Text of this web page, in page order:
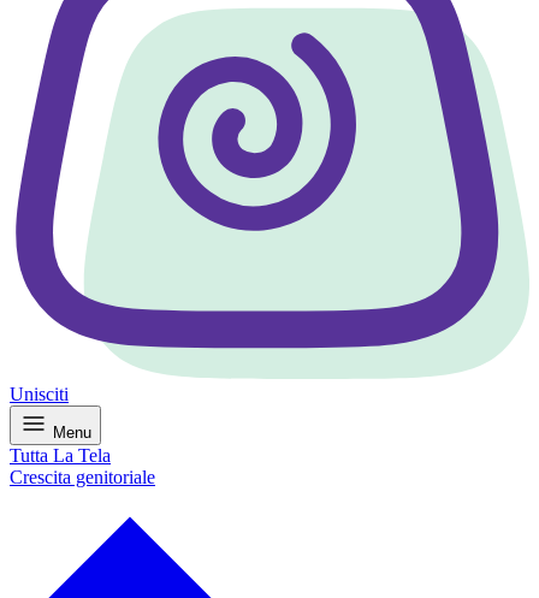
Unisciti
Menu
Tutta La Tela
Crescita genitoriale